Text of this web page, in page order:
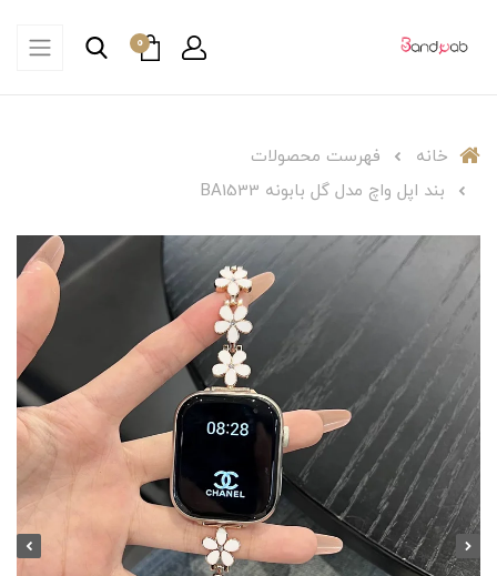
0
خانه
فهرست محصولات
بند اپل واچ مدل گل بابونه BA1533